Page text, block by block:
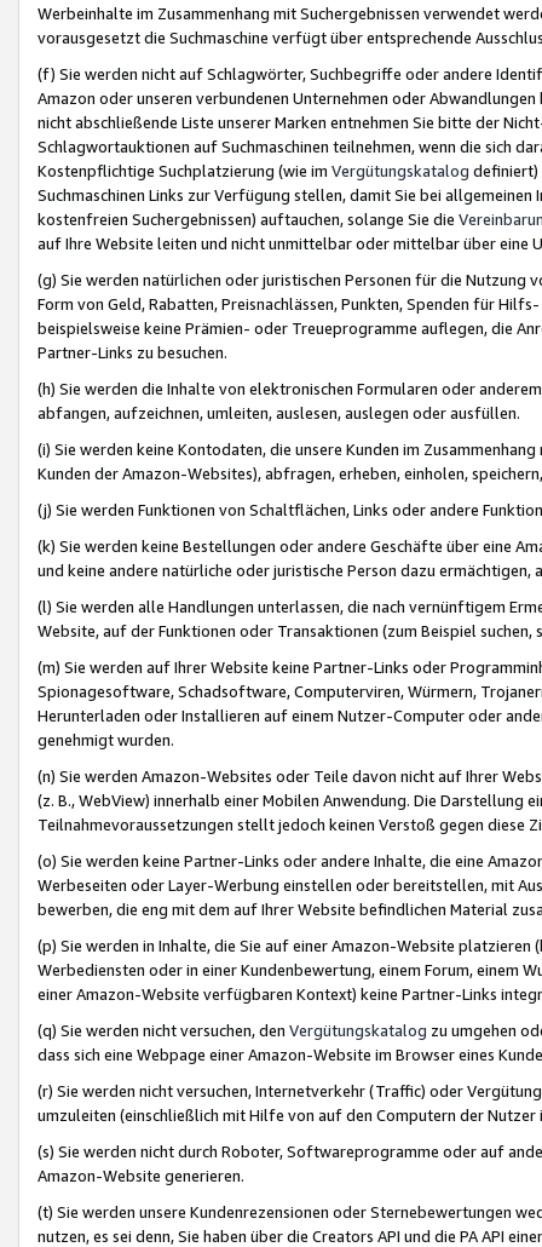
Werbeinhalte im Zusammenhang mit Suchergebnissen verwendet
vorausgesetzt die Suchmaschine verfügt über entsprechende
(f) Sie werden nicht auf Schlagwörter, Suchbegriffe oder andere
Amazon oder unseren verbundenen Unternehmen oder
nicht abschließende Liste unserer Marken entnehmen Sie bitte der
Schlagwortauktionen auf Suchmaschinen teilnehmen, wenn die sich
Kostenpflichtige Suchplatzierung (wie im Vergütungskatalog definiert)
Suchmaschinen Links zur Verfügung stellen, damit Sie bei
kostenfreien Suchergebnissen) auftauchen, solange Sie die
auf Ihre Website leiten und nicht unmittelbar oder mittelbar über eine
(g) Sie werden natürlichen oder juristischen Personen für die Nutzung
Form von Geld, Rabatten, Preisnachlässen, Punkten, Spenden für
beispielsweise keine Prämien- oder Treueprogramme auflegen, die
Partner-Links zu besuchen.
(h) Sie werden die Inhalte von elektronischen Formularen oder
abfangen, aufzeichnen, umleiten, auslesen, auslegen oder ausfüllen.
(i) Sie werden keine Kontodaten, die unsere Kunden im
Kunden der Amazon-Websites), abfragen, erheben, einholen,
(j) Sie werden Funktionen von Schaltflächen, Links oder andere
(k) Sie werden keine Bestellungen oder andere Geschäfte über eine
und keine andere natürliche oder juristische Person dazu
(l) Sie werden alle Handlungen unterlassen, die nach vernünftigem
Website, auf der Funktionen oder Transaktionen (zum Beispiel
(m) Sie werden auf Ihrer Website keine Partner-Links oder
Spionagesoftware, Schadsoftware, Computerviren, Würmern,
Herunterladen oder Installieren auf einem Nutzer-Computer oder
genehmigt wurden.
(n) Sie werden Amazon-Websites oder Teile davon nicht auf Ihrer
(z. B., WebView) innerhalb einer Mobilen Anwendung. Die Darstellung
Teilnahmevoraussetzungen stellt jedoch keinen Verstoß gegen diese
(o) Sie werden keine Partner-Links oder andere Inhalte, die eine
Werbeseiten oder Layer-Werbung einstellen oder bereitstellen, mit
bewerben, die eng mit dem auf Ihrer Website befindlichen Material
(p) Sie werden in Inhalte, die Sie auf einer Amazon-Website
Werbediensten oder in einer Kundenbewertung, einem Forum, einem
einer Amazon-Website verfügbaren Kontext) keine Partner-Links
(q) Sie werden nicht versuchen, den Vergütungskatalog zu umgehen
dass sich eine Webpage einer Amazon-Website im Browser eines
(r) Sie werden nicht versuchen, Internetverkehr (Traffic) oder
umzuleiten (einschließlich mit Hilfe von auf den Computern der
(s) Sie werden nicht durch Roboter, Softwareprogramme oder auf
Amazon-Website generieren.
(t) Sie werden unsere Kundenrezensionen oder Sternebewertungen
nutzen, es sei denn, Sie haben über die Creators API und die PA API